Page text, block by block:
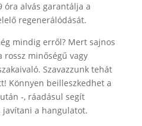
óra alvás garantálja a
regenerálódását.
mindig erről? Mert sajnos
rossz minőségű vagy
Szavazzunk tehát
Könnyen beilleszkedhet a
-, ráadásul segít
javítani a hangulatot.